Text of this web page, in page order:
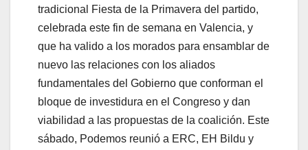
tradicional Fiesta de la Primavera del partido,
celebrada este fin de semana en Valencia, y
que ha valido a los morados para ensamblar de
nuevo las relaciones con los aliados
fundamentales del Gobierno que conforman el
bloque de investidura en el Congreso y dan
viabilidad a las propuestas de la coalición. Este
sábado, Podemos reunió a ERC, EH Bildu y